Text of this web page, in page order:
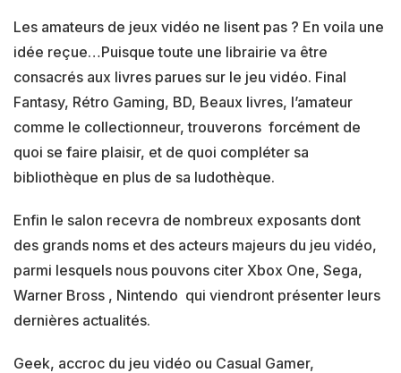
Les amateurs de jeux vidéo ne lisent pas ? En voila une
idée reçue…Puisque toute une librairie va être
consacrés aux livres parues sur le jeu vidéo. Final
Fantasy, Rétro Gaming, BD, Beaux livres, l’amateur
comme le collectionneur, trouverons forcément de
quoi se faire plaisir, et de quoi compléter sa
bibliothèque en plus de sa ludothèque.
Enfin le salon recevra de nombreux exposants dont
des grands noms et des acteurs majeurs du jeu vidéo,
parmi lesquels nous pouvons citer Xbox One, Sega,
Warner Bross , Nintendo qui viendront présenter leurs
dernières actualités.
Geek, accroc du jeu vidéo ou Casual Gamer,